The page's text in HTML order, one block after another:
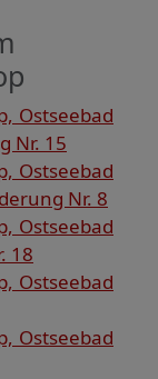
Ostseebad
Nr. 15
Ostseebad
Nr. 8
Ostseebad
18
Ostseebad
Ostseebad